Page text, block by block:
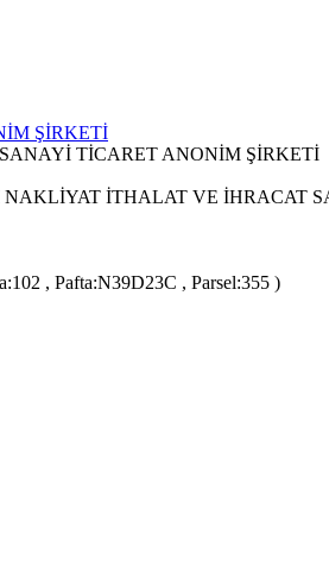
ŞİRKETİ
TİCARET ANONİM ŞİRKETİ
İTHALAT VE İHRACAT
, Pafta:N39D23C , Parsel:355 )